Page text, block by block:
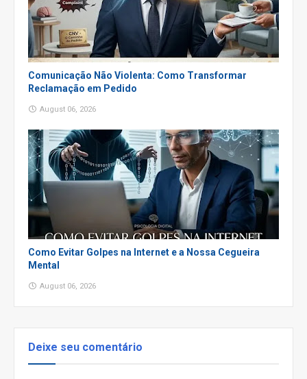
Comunicação Não Violenta: Como Transformar
Reclamação em Pedido
August 06, 2026
Como Evitar Golpes na Internet e a Nossa Cegueira
Mental
August 06, 2026
Deixe seu comentário